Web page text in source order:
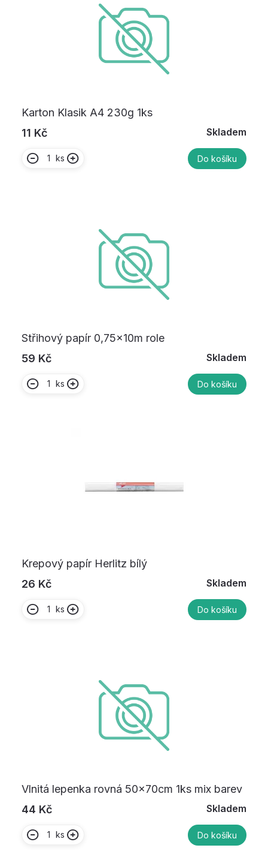
Karton Klasik A4 230g 1ks
11 Kč
Skladem
ks Do košíku
Střihový papír 0,75x10m role
59 Kč
Skladem
ks Do košíku
Krepový papír Herlitz bílý
26 Kč
Skladem
ks Do košíku
Vlnitá lepenka rovná 50x70cm 1ks mix barev
44 Kč
Skladem
ks Do košíku